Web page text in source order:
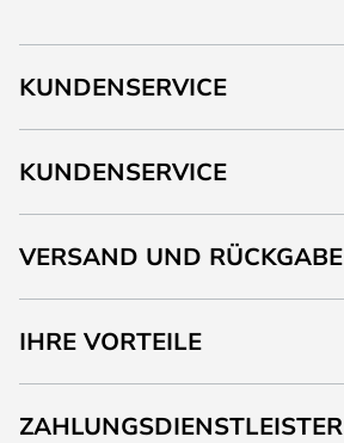
KUNDENSERVICE
KUNDENSERVICE
VERSAND UND RÜCKGABE
IHRE VORTEILE
ZAHLUNGSDIENSTLEISTER